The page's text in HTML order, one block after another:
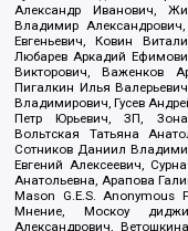
Александр Иванович,
Владимир
Евгеньевич, Ковин
Любарев Аркадий
Викторович, Важенков
Пигалкин Илья
Владимирович, Гусев
Петр Юрьевич, ЗП,
Вольтская Татьяна
Сотников Даниил
Евгений Алексеевич,
Анатольевна, Арапова
Mason G.E.S.
Мнение, Москоу
Александрович,